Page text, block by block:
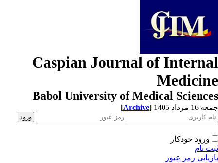
Caspian Journal of
Babol University of Medical
مرداد 1405 [Archive]
ورود خودکار
نام
رمز عبور